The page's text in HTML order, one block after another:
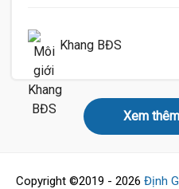
Khang BĐS
Xem
Copyright ©2019 - 2026 Định